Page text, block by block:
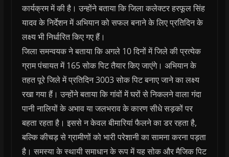
कार्यक्रम में की है। उन्‍होंने बताया कि जिला कलेक्‍टर हरफूल सिंह
यादव के निर्देशन में अभियान को सफल बनाने के लिए प्रतिदिन के
लक्ष्य भी निर्धारित किए गए हैं।
जिला समन्‍वयक ने बताया कि अगले 10 दिनों में जिले की प्रत्येक
ग्राम पंचायत में 165 सोक पिट तैयार किए जाएंगे। अभियान के
तहत पूरे जिले में प्रतिदिन 3003 सोक पिट बनाए जाने का लक्ष्य
रखा गया हैं। उन्‍होंने बताया कि गांवों में घरों से निकलने वाला गंदा
पानी नालियों के अभाव या जलभराव के कारण सीधे सड़कों पर
बहता रहता है। इससे न केवल बीमारियां फैलने का डर रहता है,
बल्कि कीचड़ से ग्रामीणों को भारी परेशानी का सामना करना पड़ता
है। समस्या के स्थायी समाधान के रूप में यह सोक और मैजिक पिट